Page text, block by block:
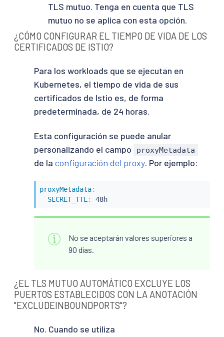
TLS mutuo. Tenga en cuenta que TLS
mutuo no se aplica con esta opción.
¿CÓMO CONFIGURAR EL TIEMPO DE VIDA DE LOS
CERTIFICADOS DE ISTIO?
Para los workloads que se ejecutan en
Kubernetes, el tiempo de vida de sus
certificados de Istio es, de forma
predeterminada, de 24 horas.
Esta configuración se puede anular
personalizando el campo
proxyMetadata
de la configuración del proxy. Por ejemplo:
proxyMetadata:
SECRET_TTL: 48h
No se aceptarán valores superiores a
90 días.
¿EL TLS MUTUO AUTOMÁTICO EXCLUYE LOS
PUERTOS ESTABLECIDOS CON LA ANOTACIÓN
"EXCLUDEINBOUNDPORTS"?
No. Cuando se utiliza